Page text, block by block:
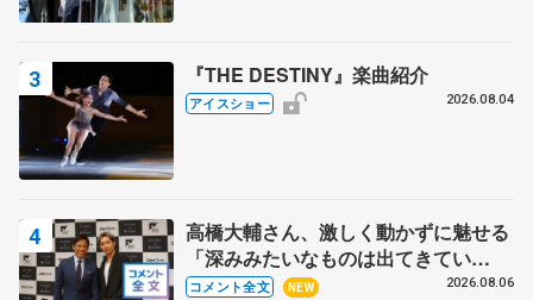
『THE DESTINY』楽曲紹介
アイスショー 2026.08.04
高橋大輔さん、激しく動かずに魅せる
「深みみたいなものは出てきてい
る？」 〝兄さん〟と慕うレジェンド
コメント全文 NEW 2026.08.06